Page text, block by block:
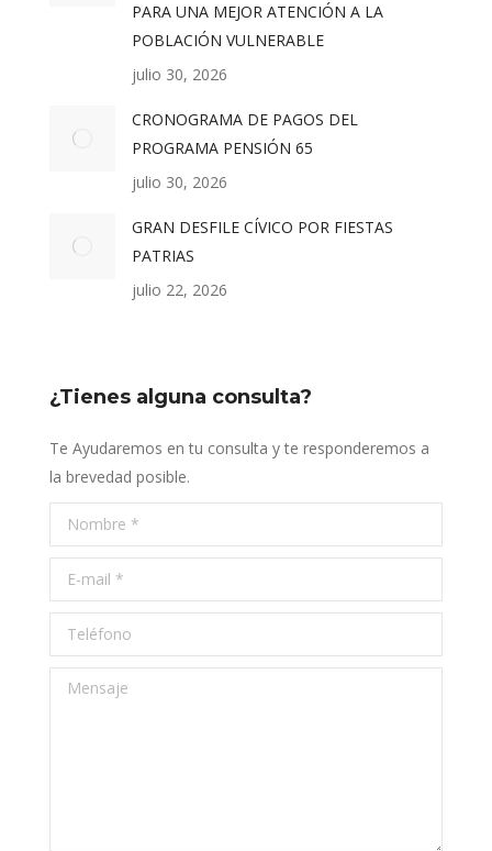
PARA UNA MEJOR ATENCIÓN A LA
POBLACIÓN VULNERABLE
julio 30, 2026
CRONOGRAMA DE PAGOS DEL
PROGRAMA PENSIÓN 65
julio 30, 2026
GRAN DESFILE CÍVICO POR FIESTAS
PATRIAS
julio 22, 2026
¿Tienes alguna consulta?
Te Ayudaremos en tu consulta y te responderemos a
la brevedad posible.
Nombre *
E-mail *
Teléfono
Mensaje